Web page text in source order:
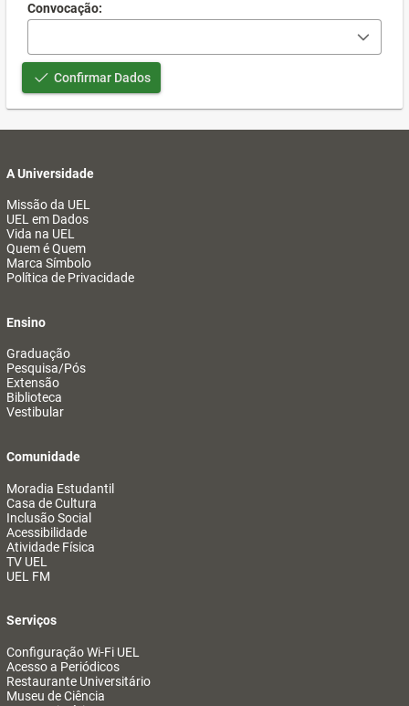
Convocação:
Confirmar Dados
A Universidade
Missão da UEL
UEL em Dados
Vida na UEL
Quem é Quem
Marca Símbolo
Política de Privacidade
Ensino
Graduação
Pesquisa/Pós
Extensão
Biblioteca
Vestibular
Comunidade
Moradia Estudantil
Casa de Cultura
Inclusão Social
Acessibilidade
Atividade Física
TV UEL
UEL FM
Serviços
Configuração Wi-Fi UEL
Acesso a Periódicos
Restaurante Universitário
Museu de Ciência